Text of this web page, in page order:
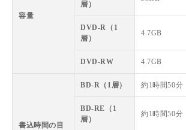
容量
層）
DVD-R（1
層）
4.7GB
DVD-RW 4.7GB
書込時間の目
BD-R（1層） 約1時間50分
BD-RE（1
層）
約1時間50分